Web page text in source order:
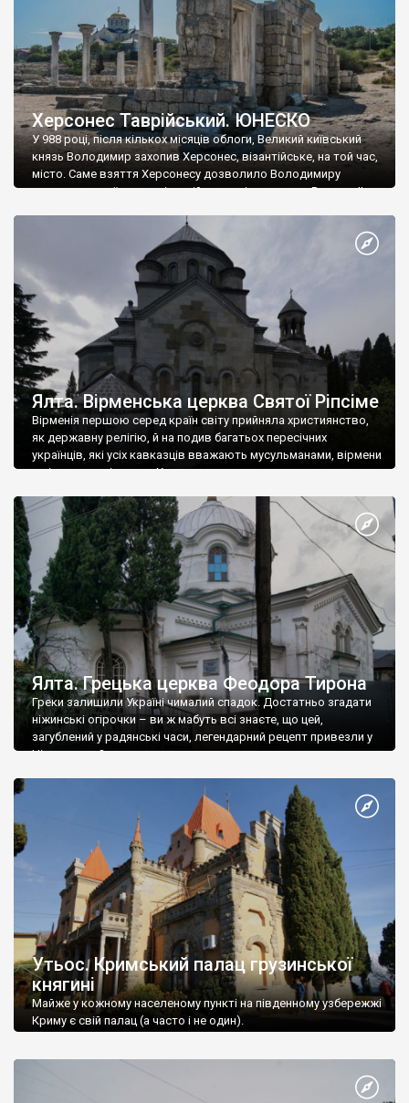
Херсонес Таврійський. ЮНЕСКО
У 988 році, після кількох місяців облоги, Великий київський
князь Володимир захопив Херсонес, візантійське, на той час,
місто. Саме взяття Херсонесу дозволило Володимиру
диктувати свої умови візантійському імператору Василю ІІ, та
Херсонесі Володимир-язичник, став Василем-християнином.
А потім було Хрещення Русі. На честь Херсонесу Таврійського
Ялта. Вірменська церква Святої Ріпсіме
Вірменія першою серед країн світу прийняла християнство,
як державну релігію, й на подив багатьох пересічних
українців, які усіх кавказців вважають мусульманами, вірмени
є відданими вірянами Христа
Ялта. Грецька церква Феодора Тирона
Греки залишили Україні чималий спадок. Достатньо згадати
ніжинські огірочки – ви ж мабуть всі знаєте, що цей,
загублений у радянські часи, легендарний рецепт привезли у
Ніжин греки?
Утьос. Кримський палац грузинської
княгині
Майже у кожному населеному пункті на південному узбережжі
Криму є свій палац (а часто і не один).